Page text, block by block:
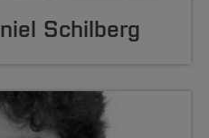
Schilberg